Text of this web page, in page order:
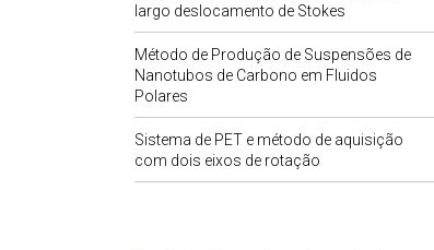
largo deslocamento de Stokes
Método de Produção de Suspensões de
Nanotubos de Carbono em Fluidos
Polares
Sistema de PET e método de aquisição
com dois eixos de rotação